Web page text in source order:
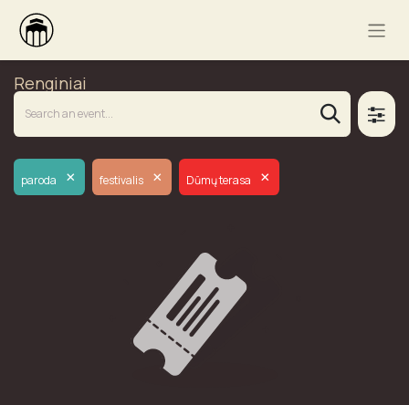
Renginiai
paroda × festivalis × Dūmų terasa ×